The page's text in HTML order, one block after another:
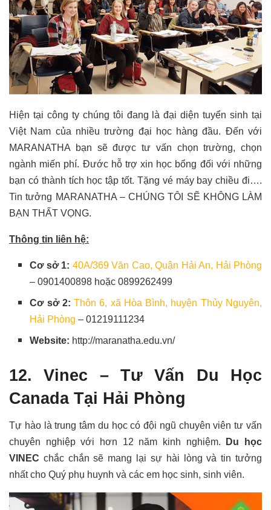
Hiện tại công ty chúng tôi đang là đại diện tuyển sinh tại
Việt Nam của nhiều trường đại học hàng đầu. Đến với
MARANATHA bạn sẽ được tư vấn chọn trường, chọn
ngành miến phí. Đước hỗ trợ xin học bổng đối với những
bạn có thành tích học tập tốt. Tặng vé máy bay chiều đi….
Tin tưởng MARANATHA – CHÚNG TÔI SẼ KHÔNG LÀM
BẠN THẤT VỌNG.
Thông tin liên hệ:
Cơ sở 1: 40A/369 Văn Cao, Quận Hải An, Hải Phòng
– 0901400898 hoặc 0899262499
Cơ sở 2: Thôn 6, xã Hòa Bình, huyện Thủy Nguyên,
Hải Phòng – 01219111234
Website: http://maranatha.edu.vn/
12. Vinec – Tư Vấn Du Học
Canada Tại Hải Phòng
Tự hào là trung tâm du học có đội ngũ chuyên viên tư vấn
chuyên nghiệp với hơn 12 năm kinh nghiệm.
Du học
VINEC chắc chắn sẽ mang lại sự hài lòng và tin tưởng
nhất cho Quý phụ huynh và các em học sinh, sinh viên.